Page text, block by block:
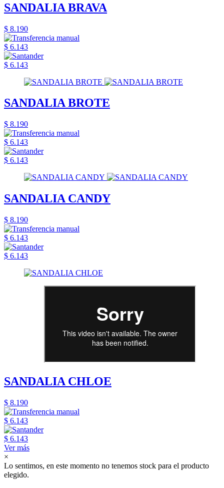
SANDALIA BRAVA
$ 8.190
$ 6.143
$ 6.143
SANDALIA BROTE
$ 8.190
$ 6.143
$ 6.143
SANDALIA CANDY
$ 8.190
$ 6.143
$ 6.143
SANDALIA CHLOE
$ 8.190
$ 6.143
$ 6.143
Ver más
×
Lo sentimos, en este momento no tenemos stock para el producto
elegido.